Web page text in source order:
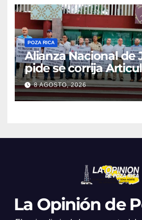
POZA RICA
Alianza Nacional de
pide se corrija
8 AGOSTO, 2026
La Opinión de